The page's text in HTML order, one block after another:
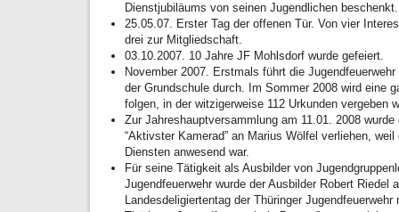
Dienstjubiläums von seinen Jugendlichen beschenkt.
25.05.07. Erster Tag der offenen Tür. Von vier
drei zur Mitgliedschaft.
03.10.2007. 10 Jahre JF Mohlsdorf wurde gefeiert.
November 2007. Erstmals führt die
der Grundschule durch. Im Sommer 2008 wird eine
folgen, in der witzigerweise 112 Urkunden vergeben
Zur Jahreshauptversammlung am 11.01. 2008
“Aktivster Kamerad” an Marius Wölfel verliehen,
Diensten anwesend war.
Für seine Tätigkeit als Ausbilder von
Jugendfeuerwehr wurde der Ausbilder Robert Riedel
Landesdeligiertentag der Thüringer Jugendfeuerwehr